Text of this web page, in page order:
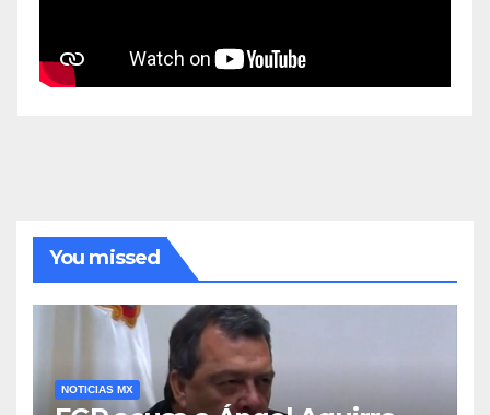
You missed
NOTICIAS MX